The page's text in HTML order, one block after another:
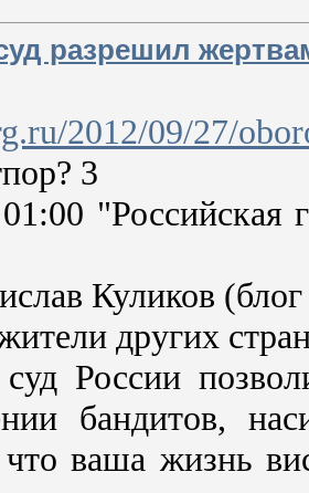
разрешил
2012/09/27/
3
Куликов (блог
других
России
бандитов,
что ваша жизнь